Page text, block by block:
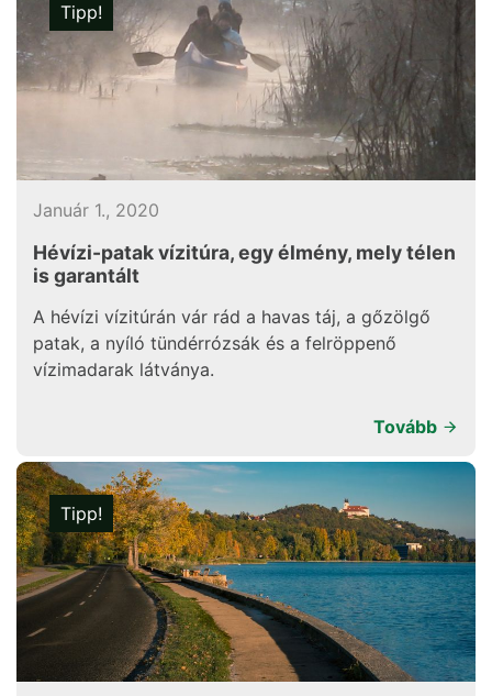
Tipp!
Január 1., 2020
Hévízi-patak vízitúra, egy élmény, mely télen
is garantált
A hévízi vízitúrán vár rád a havas táj, a gőzölgő
patak, a nyíló tündérrózsák és a felröppenő
vízimadarak látványa.
Tovább
Tipp!